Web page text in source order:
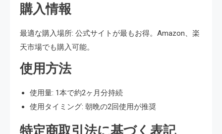
購入情報
最適な購入場所: 公式サイトが最もお得。Amazon、楽
天市場でも購入可能。
使用方法
使用量: 1本で約2ヶ月分持続
使用タイミング: 朝晩の2回使用が推奨